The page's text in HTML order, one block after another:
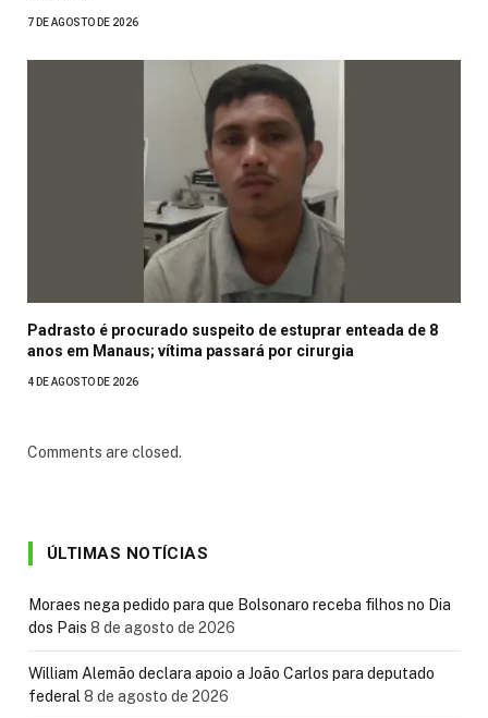
7 DE AGOSTO DE 2026
Padrasto é procurado suspeito de estuprar enteada de 8
anos em Manaus; vítima passará por cirurgia
4 DE AGOSTO DE 2026
Comments are closed.
ÚLTIMAS NOTÍCIAS
Moraes nega pedido para que Bolsonaro receba filhos no Dia
dos Pais 8 de agosto de 2026
William Alemão declara apoio a João Carlos para deputado
federal8 de agosto de 2026